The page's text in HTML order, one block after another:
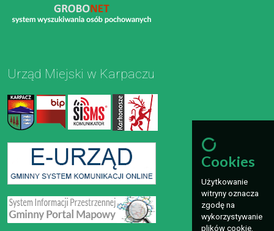
Urząd Miejski w Karpaczu
Cookies
Użytkowanie
witryny oznacza
zgodę na
wykorzystywanie
plików cookie.